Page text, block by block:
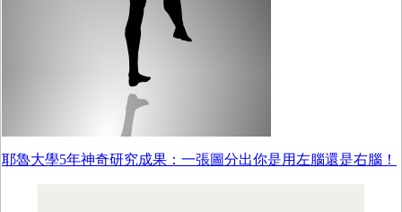
耶魯大學5年神奇研究成果：一張圖分出你是用左腦還是右腦！